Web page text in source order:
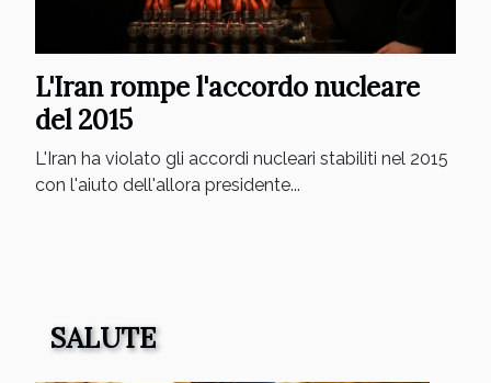
L'Iran rompe l'accordo nucleare
del 2015
L'Iran ha violato gli accordi nucleari stabiliti nel 2015
con l'aiuto dell'allora presidente...
SALUTE